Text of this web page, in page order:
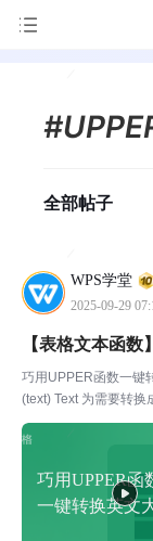
全部帖子
WPS学堂
2025-09-29
巧用UPPER函
一键转换英文
【表格文本函
巧用UPPER函数一键
(text) Text 为需要转换
们在输入英文字符的
数，可以将单元格内的...